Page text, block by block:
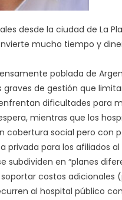
desde la ciudad de La
mucho tiempo y
poblada de
de gestión que
dificultades para
mientras que los
cobertura social pero con
privada para los afiliados
subdividen en “planes
costos
al hospital público